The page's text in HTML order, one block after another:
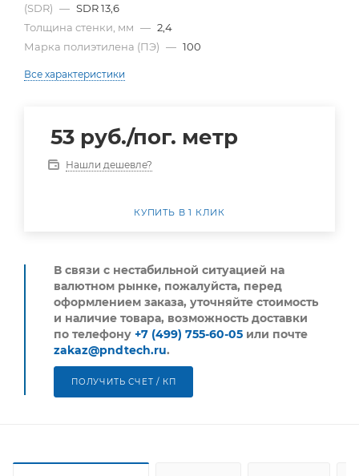
(SDR) — SDR 13,6
Толщина стенки, мм — 2,4
Марка полиэтилена (ПЭ) — 100
Все характеристики
53 руб./пог. метр
Нашли дешевле?
КУПИТЬ В 1 КЛИК
В связи с нестабильной ситуацией на
валютном рынке, пожалуйста, перед
оформлением заказа, уточняйте стоимость
и наличие товара, возможность доставки
по телефону +7 (499) 755-60-05 или почте
zakaz@pndtech.ru.
ПОЛУЧИТЬ СЧЕТ / КП